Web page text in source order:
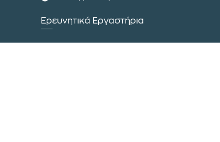
Ερευνητικά Εργαστήρια